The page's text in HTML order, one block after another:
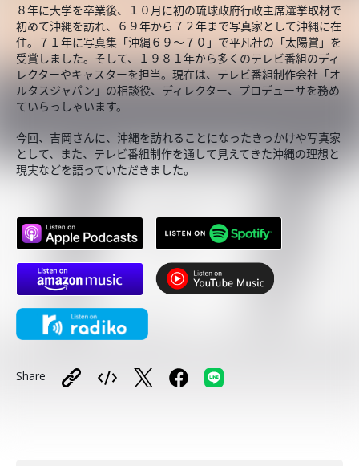
８年に大学を卒業後、１０月に初の琉球政府行政主席選挙取材で
初めて沖縄を訪れ、６９年から７２年まで写真家として沖縄に在
住。７１年に写真集「沖縄６９～７０」で平凡社の「太陽賞」を
受賞しました。そして、１９８１年から多くのテレビ番組のディ
レクターやキャスターを担当。現在は、テレビ番組制作会社「オ
ルタスジャパン」の相談役、ディレクター、プロデューサを務め
ていらっしゃいます。
今回、吉岡さんに、沖縄を訪れることになったきっかけや写真家
として、また、テレビ番組制作を通して見えてきた沖縄の理想と
現実などを語っていただきました。
Share